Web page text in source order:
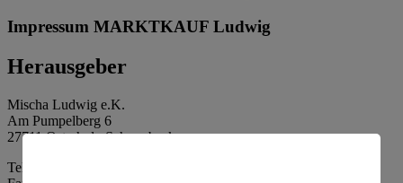
Impressum MARKTKAUF Ludwig
Herausgeber
Mischa Ludwig e.K.
Am Pumpelberg 6
27711 Osterholz-Scharmbeck
Telefon: 0049 4791 9669-0